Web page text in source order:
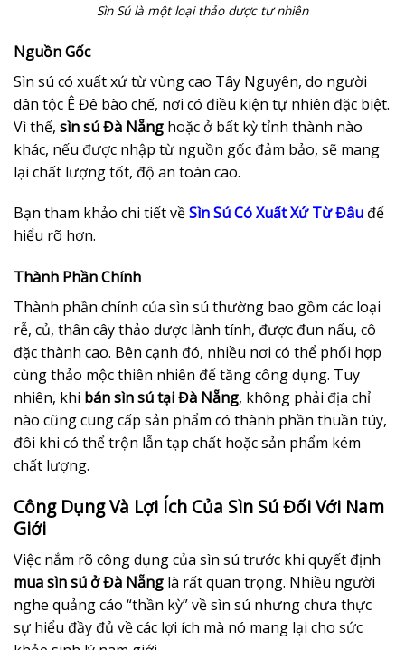
Sìn Sú là một loại thảo dược tự nhiên
Nguồn Gốc
Sìn sú có xuất xứ từ vùng cao Tây Nguyên, do người
dân tộc Ê Đê bào chế, nơi có điều kiện tự nhiên đặc biệt.
Vì thế, sìn sú Đà Nẵng hoặc ở bất kỳ tỉnh thành nào
khác, nếu được nhập từ nguồn gốc đảm bảo, sẽ mang
lại chất lượng tốt, độ an toàn cao.
Bạn tham khảo chi tiết vềSìn Sú Có Xuất Xứ Từ Đâu để
hiểu rõ hơn.
Thành Phần Chính
Thành phần chính của sìn sú thường bao gồm các loại
rễ, củ, thân cây thảo dược lành tính, được đun nấu, cô
đặc thành cao. Bên cạnh đó, nhiều nơi có thể phối hợp
cùng thảo mộc thiên nhiên để tăng công dụng. Tuy
nhiên, khi bán sìn sú tại Đà Nẵng, không phải địa chỉ
nào cũng cung cấp sản phẩm có thành phần thuần túy,
đôi khi có thể trộn lẫn tạp chất hoặc sản phẩm kém
chất lượng.
Công Dụng Và Lợi Ích Của Sìn Sú Đối Với Nam
Giới
Việc nắm rõ công dụng của sìn sú trước khi quyết định
mua sìn sú ở Đà Nẵng là rất quan trọng. Nhiều người
nghe quảng cáo “thần kỳ” về sìn sú nhưng chưa thực
sự hiểu đầy đủ về các lợi ích mà nó mang lại cho sức